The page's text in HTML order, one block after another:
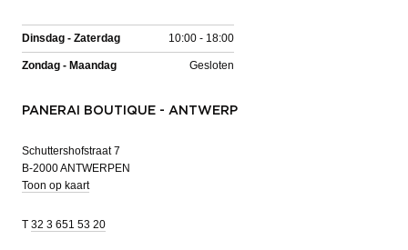
Dinsdag - Zaterdag 10:00 - 18:00
Zondag - Maandag Gesloten
PANERAI BOUTIQUE - ANTWERP
Schuttershofstraat 7
B-2000 ANTWERPEN
Toon op kaart
T 32 3 651 53 20